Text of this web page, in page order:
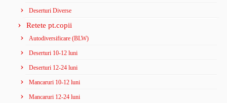
Deserturi Diverse
Retete pt.copii
Autodiversificare (BLW)
Deserturi 10-12 luni
Deserturi 12-24 luni
Mancaruri 10-12 luni
Mancaruri 12-24 luni